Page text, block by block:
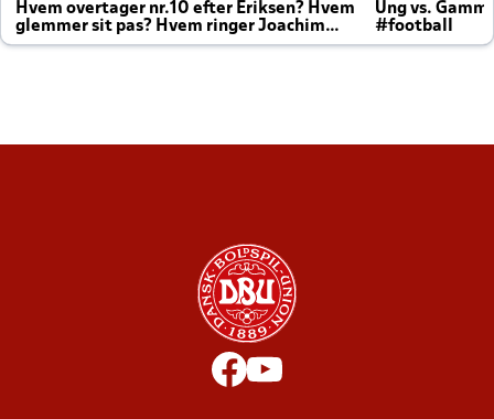
Hvem overtager nr.10 efter Eriksen? Hvem
glemmer sit pas? Hvem ringer Joachim
altid til efter kampe?
Ung vs.
#football